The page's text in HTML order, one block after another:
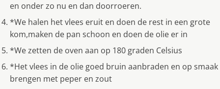
en onder zo nu en dan doorroeren.
*We halen het vlees eruit en doen de rest in een grote
kom,maken de pan schoon en doen de olie er in
*We zetten de oven aan op 180 graden Celsius
*Het vlees in de olie goed bruin aanbraden en op smaak
brengen met peper en zout